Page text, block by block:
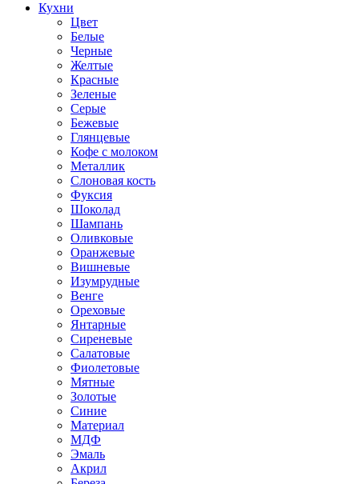
Кухни
Цвет
Белые
Черные
Желтые
Красные
Зеленые
Серые
Бежевые
Глянцевые
Кофе с молоком
Металлик
Слоновая кость
Фуксия
Шоколад
Шампань
Оливковые
Оранжевые
Вишневые
Изумрудные
Венге
Ореховые
Янтарные
Сиреневые
Салатовые
Фиолетовые
Мятные
Золотые
Синие
Материал
МДФ
Эмаль
Акрил